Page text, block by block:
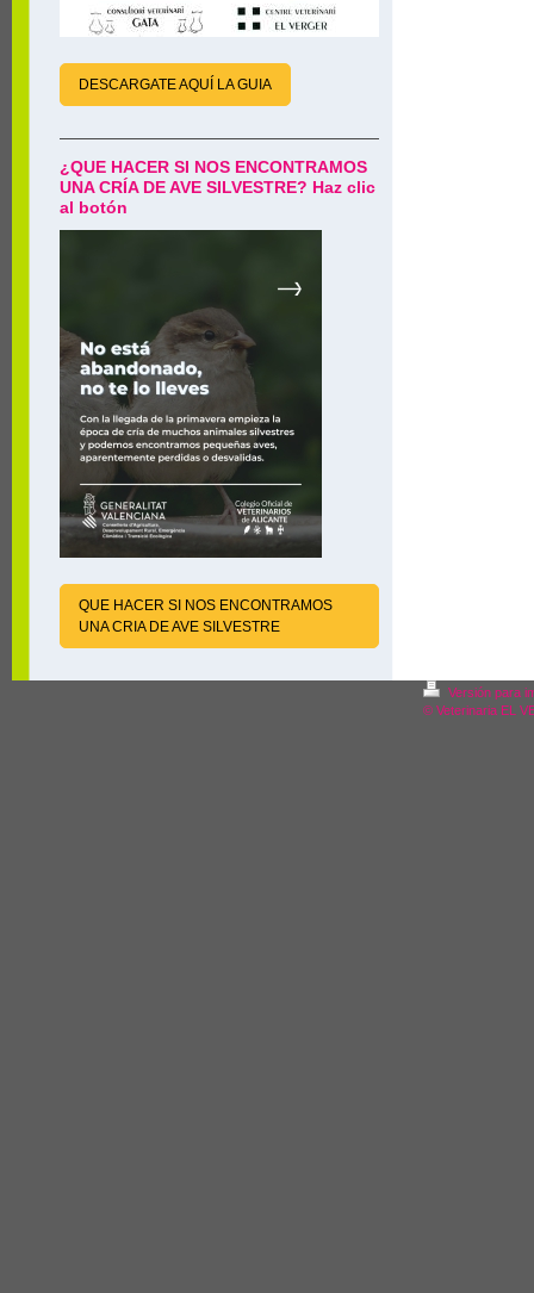
DESCARGATE AQUÍ LA GUIA
¿QUE HACER SI NOS ENCONTRAMOS
UNA CRÍA DE AVE SILVESTRE? Haz clic
al botón
QUE HACER SI NOS ENCONTRAMOS
UNA CRIA DE AVE SILVESTRE
Versión para
© Veterinaria EL